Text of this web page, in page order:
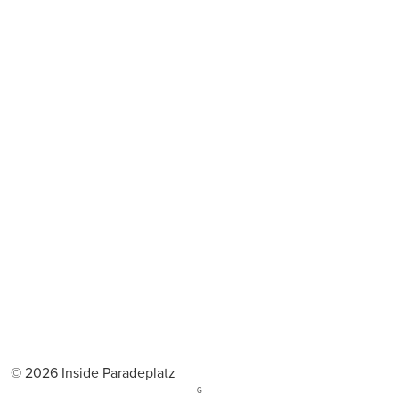
© 2026 Inside Paradeplatz
G